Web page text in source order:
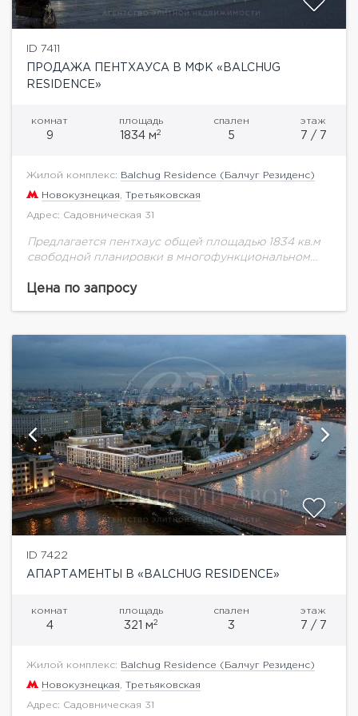
ID 7411
ПРОДАЖА ПЕНТХАУСА В МФК «BALCHUG
RESIDENCE»
комнат
9
площадь
1834 м2
спален
5
этаж
7 / 7
Жилой комплекс: Balchug Residence (Балчуг Резиденс)
Новокузнецкая Третьяковская
Адрес: Садовническая 31
Предлагается пентхаус общей площадью 1834 кв.м
свободной планировки в многофункциональном
Прекрасные видовые характеристики на
Цена по запросу
ID 7422
АПАРТАМЕНТЫ В «BALCHUG RESIDENCE»
комнат
4
площадь
321 м2
спален
3
этаж
7 / 7
Жилой комплекс: Balchug Residence (Балчуг Резиденс)
Новокузнецкая Третьяковская
Адрес: Садовническая 31